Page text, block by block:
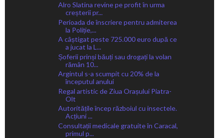
Alro Slatina revine pe profit în urma
creșterii pr...
Perioada de înscriere pentru admiterea
la Poliție,...
A câștigat peste 725.000 euro după ce
a jucat la L...
Șoferii prinși băuți sau drogați la volan
rămân 10...
Argintul s-a scumpit cu 20% de la
începutul anului
Regal artistic de Ziua Orașului Piatra-
Olt
Autoritățile încep războiul cu insectele.
Acțiuni ...
Consultații medicale gratuite în Caracal,
primul p...